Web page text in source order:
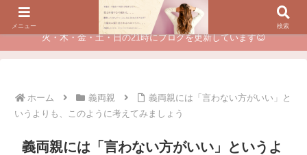
夫に不倫されたつらい経験が、あなたのチャンスに変わるカウンセリング
火・木・金・土・日の21時にブログを更新しています😊
ホーム 義両親
義両親には「言わない方がいい」と
いうよりも、このように考えてみましょう
義両親には「言わない方がいい」というよ
メニュー 検索